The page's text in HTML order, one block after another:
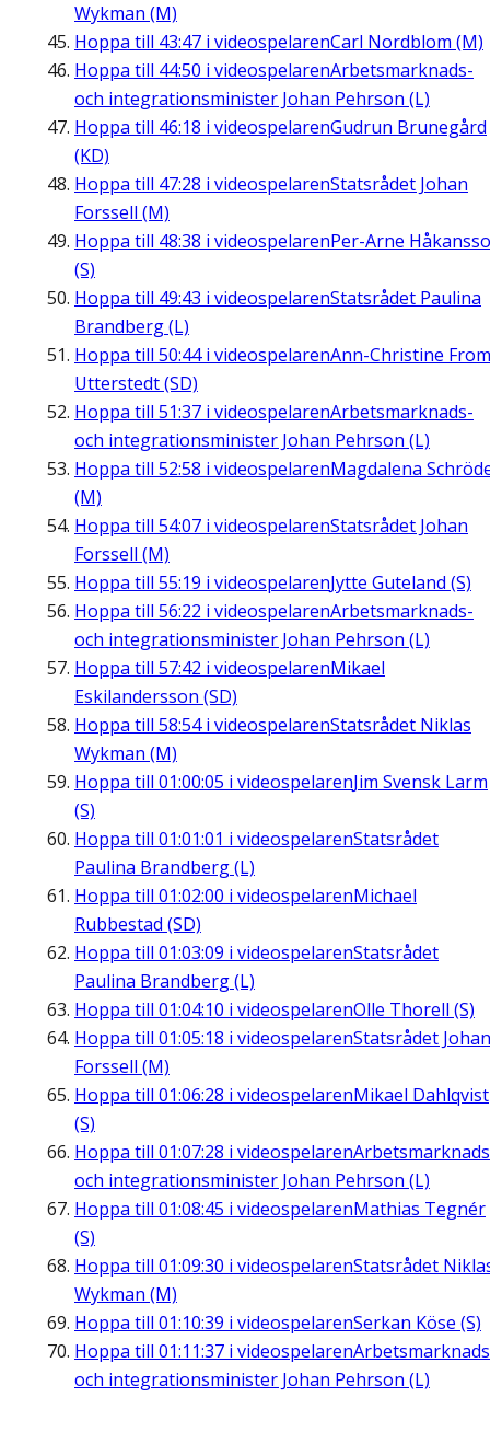
Wykman (M)
Hoppa till 43:47 i videospelarenCarl Nordblom (M)
Hoppa till 44:50 i videospelarenArbetsmarknads-
och integrationsminister Johan Pehrson (L)
Hoppa till 46:18 i videospelarenGudrun Brunegård
(KD)
Hoppa till 47:28 i videospelarenStatsrådet Johan
Forssell (M)
Hoppa till 48:38 i videospelarenPer-Arne
(S)
Hoppa till 49:43 i videospelarenStatsrådet Paulina
Brandberg (L)
Hoppa till 50:44i videospelarenAnn-Christine From
Utterstedt (SD)
Hoppa till 51:37 i videospelarenArbetsmarknads-
och integrationsminister Johan Pehrson (L)
Hoppa till 52:58 i videospelarenMagdalena
(M)
Hoppa till 54:07 i videospelarenStatsrådet Johan
Forssell (M)
Hoppa till 55:19 i videospelarenJytte Guteland (S)
Hoppa till 56:22 i videospelarenArbetsmarknads-
och integrationsminister Johan Pehrson (L)
Hoppa till 57:42 i videospelarenMikael
Eskilandersson (SD)
Hoppa till 58:54i videospelarenStatsrådet Niklas
Wykman (M)
Hoppa till 01:00:05 i videospelarenJim Svensk Larm
(S)
Hoppa till 01:01:01 i videospelarenStatsrådet
Paulina Brandberg (L)
Hoppa till 01:02:00 i videospelarenMichael
Rubbestad (SD)
Hoppa till 01:03:09 i videospelarenStatsrådet
Paulina Brandberg (L)
Hoppa till 01:04:10 i videospelarenOlle Thorell (S)
Hoppa till 01:05:18 i videospelarenStatsrådet Johan
Forssell (M)
Hoppa till 01:06:28 i videospelarenMikael Dahlqvist
(S)
Hoppa till 01:07:28 i videospelaren
och integrationsminister Johan Pehrson (L)
Hoppa till 01:08:45 i videospelarenMathias Tegnér
(S)
Hoppa till 01:09:30 i videospelarenStatsrådet
Wykman (M)
Hoppa till 01:10:39 i videospelarenSerkan Köse (S)
Hoppa till 01:11:37 i videospelaren
och integrationsminister Johan Pehrson (L)